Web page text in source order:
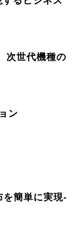
次世代機種の
ン
を簡単に実現-